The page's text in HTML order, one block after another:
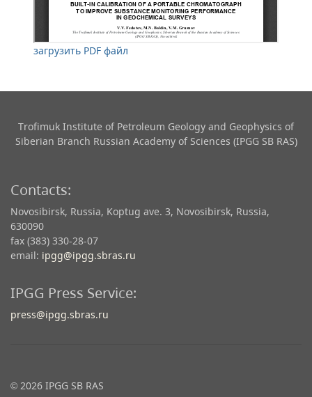
загрузить PDF файл
Trofimuk Institute of Petroleum Geology and Geophysics​ of
Siberian Branch Russian Academy of Sciences (IPGG SB RAS)
Contacts:
Novosibirsk, Russia, Koptug ave. 3, Novosibirsk, Russia,
630090
fax (383) 330-28-07
email: ipgg@ipgg.sbras.ru
IPGG Press Service:
press@ipgg.sbras.ru
© 2026 IPGG SB RAS